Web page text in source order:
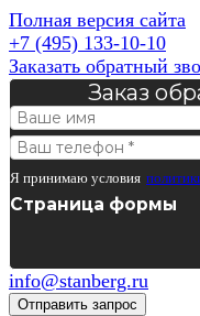
Полная версия сайта
+7 (495) 133-10-10
Заказать обратный
Заказ
Я принимаю условия
Страница формы
info@stanberg.ru
Отправить запрос